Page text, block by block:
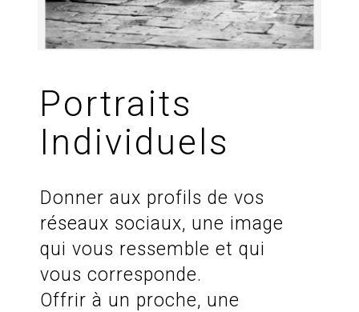
Portraits
Individuels
Donner aux profils de vos
réseaux sociaux, une image
qui vous ressemble et qui
vous corresponde.
Offrir à un proche, une